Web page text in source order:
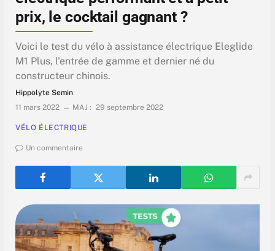
prix, le cocktail gagnant ?
Voici le test du vélo à assistance électrique Eleglide
M1 Plus, l'entrée de gamme et dernier né du
constructeur chinois.
Hippolyte Semin
11 mars 2022
MAJ : 29 septembre 2022
VÉLO ÉLECTRIQUE
Un commentaire